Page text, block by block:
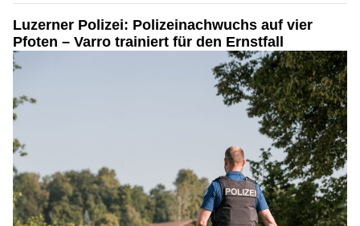
Luzerner Polizei: Polizeinachwuchs auf vier
Pfoten – Varro trainiert für den Ernstfall